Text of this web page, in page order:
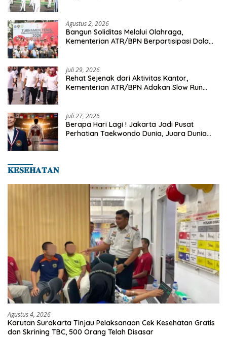
Agustus 2, 2026
Bangun Soliditas Melalui Olahraga,
Kementerian ATR/BPN Berpartisipasi Dalam
Juli 29, 2026
Rehat Sejenak dari Aktivitas Kantor,
Kementerian ATR/BPN Adakan Slow Run
Juli 27, 2026
Berapa Hari Lagi ! Jakarta Jadi Pusat
Perhatian Taekwondo Dunia, Juara Dunia
𝐊𝐄𝐒𝐄𝐇𝐀𝐓𝐀𝐍
Agustus 4, 2026
Karutan Surakarta Tinjau Pelaksanaan Cek Kesehatan Gratis
dan Skrining TBC, 500 Orang Telah Disasar